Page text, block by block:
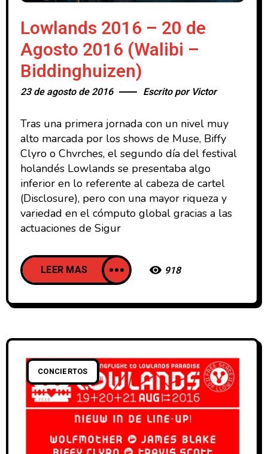
Lowlands 2016 – 20 de
Agosto 2016 (Walibi –
Biddinghuizen)
23 de agosto de 2016 Escrito por Victor
Tras una primera jornada con un nivel muy
alto marcada por los shows de Muse, Biffy
Clyro o Chvrches, el segundo día del festival
holandés Lowlands se presentaba algo
inferior en lo referente al cabeza de cartel
(Disclosure), pero con una mayor riqueza y
variedad en el cómputo global gracias a las
actuaciones de Sigur
LEER MAS 918
CONCIERTOS